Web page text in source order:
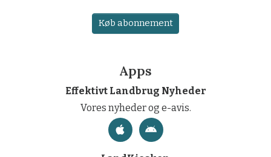
Køb abonnement
Apps
Effektivt Landbrug Nyheder
Vores nyheder og e-avis.